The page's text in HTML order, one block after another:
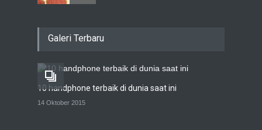
COMPUTING & SOFTWARE
22 Januari 2017
Galeri Terbaru
10 handphone terbaik di dunia saat ini
14 Oktober 2015